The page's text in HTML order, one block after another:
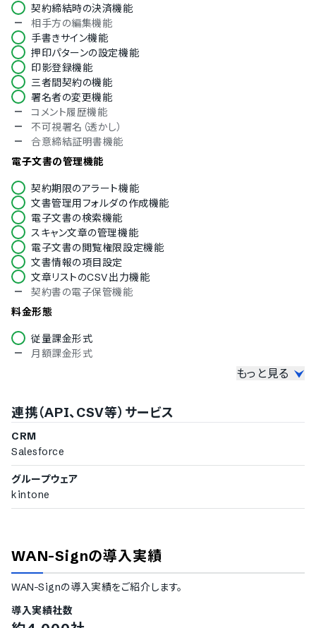
対応言語
中国語
デンマーク語
オランダ語
英語
フィンランド語
フランス語
ドイツ語
イタリア語
韓国語
ポルトガル語
ロシア語
スペイン語
スウェーデン語
タイ語
アラビア語
インドネシア語
ブルガリア語
クロアチア語
ハンガリー語
ポーランド語
契約締結時の決済機能
相手方の編集機能
手書きサイン機能
押印パターンの設定機能
印影登録機能
三者間契約の機能
署名者の変更機能
コメント履歴機能
不可視署名（透かし）
合意締結証明書機能
電子文書の管理機能
契約期限のアラート機能
文書管理用フォルダの作成機能
電子文書の検索機能
スキャン文章の管理機能
電子文書の閲覧権限設定機能
文書情報の項目設定
文章リストのCSV出力機能
契約書の電子保管機能
料金形態
従量課金形式
月額課金形式
テンプレートの設定
契約書の送付機能
契約書のアクセスコード設定機能
契約書の一括送付
電子署名機能（当事者型）
電子サイン機能（立会人型）
本人認証方法
もっと見る
連携（API、CSV等）サービス
CRM
Salesforce
グループウェア
kintone
WAN-Signの導入実績
WAN-Signの導入実績をご紹介します。
導入実績社数